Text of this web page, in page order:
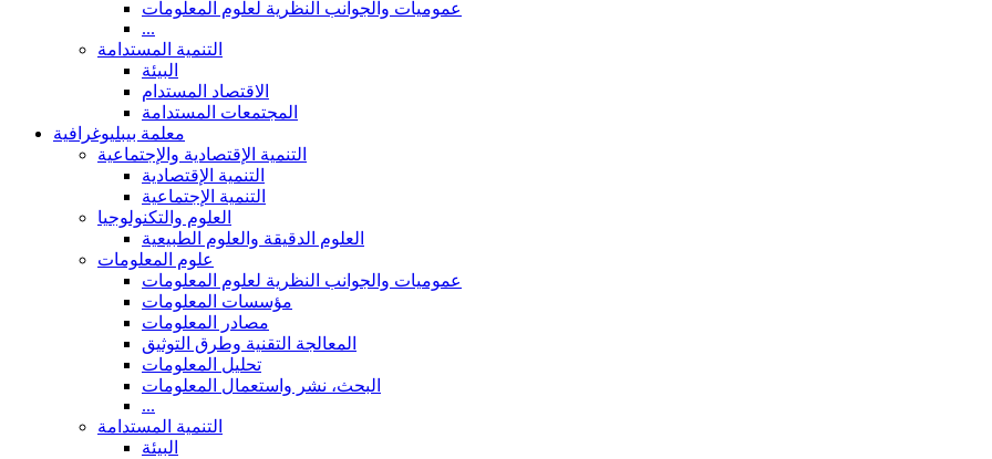
عموميات والجوانب النظرية لعلوم المعلومات
...
التنمية المستدامة
البيئة
الاقتصاد المستدام
المجتمعات المستدامة
معلمة بيبليوغرافية
التنمية الإقتصادية والإجتماعية
التنمية الإقتصادية
التنمية الإجتماعية
العلوم والتكنولوجيا
العلوم الدقيقة والعلوم الطبيعية
علوم المعلومات
عموميات والجوانب النظرية لعلوم المعلومات
مؤسسات المعلومات
مصادر المعلومات
المعالجة التقنية وطرق التوثيق
تحليل المعلومات
البحث، نشر واستعمال المعلومات
...
التنمية المستدامة
البيئة